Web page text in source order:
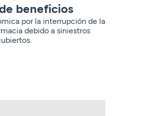
beneficios
por la interrupción de la
debido a siniestros